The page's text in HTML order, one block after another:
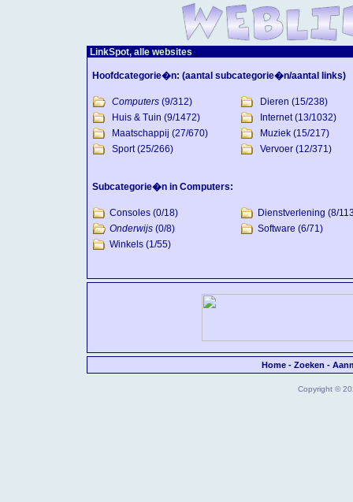
LinkSpot, alle websites
Hoofdcategorie�n: (aantal subcategorie�n/aantal links)
Computers (9/312) Dieren (15/238)
Huis & Tuin (9/1472) Internet(13/1032)
Maatschappij (27/670) Muziek (15/217)
Sport(25/266) Vervoer (12/371)
Subcategorie�n in Computers:
Consoles (0/18) Dienstverlening (8/
Onderwijs (0/8) Software (6/71)
Winkels (1/55)
Home- Zoeken -
Copyright ©